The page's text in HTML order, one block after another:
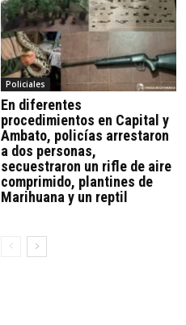
Policiales
En diferentes
procedimientos en Capital y
Ambato, policías arrestaron
a dos personas,
secuestraron un rifle de aire
comprimido, plantines de
Marihuana y un reptil